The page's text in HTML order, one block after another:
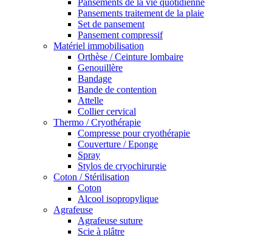
Pansements de la vie quotidienne
Pansements traitement de la plaie
Set de pansement
Pansement compressif
Matériel immobilisation
Orthèse / Ceinture lombaire
Genouillère
Bandage
Bande de contention
Attelle
Collier cervical
Thermo / Cryothérapie
Compresse pour cryothérapie
Couverture / Eponge
Spray
Stylos de cryochirurgie
Coton / Stérilisation
Coton
Alcool isopropylique
Agrafeuse
Agrafeuse suture
Scie à plâtre